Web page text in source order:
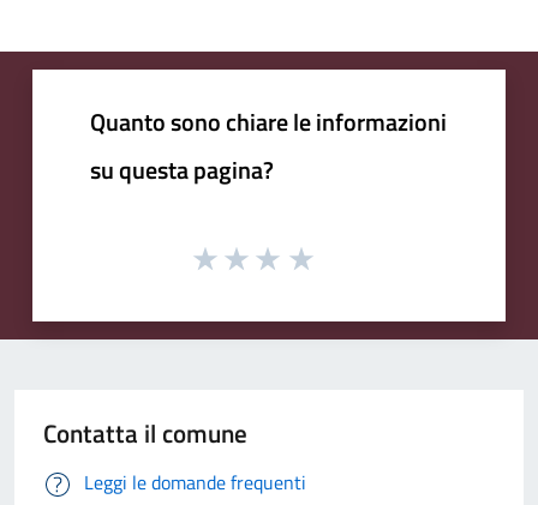
Quanto sono chiare le informazioni
su questa pagina?
Contatta il comune
Leggi le domande frequenti